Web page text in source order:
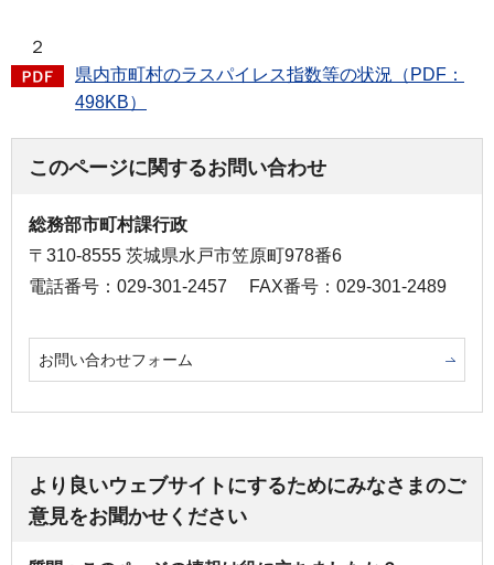
２
県内市町村のラスパイレス指数等の状況（PDF：
498KB）
このページに関するお問い合わせ
総務部市町村課行政
〒310-8555 茨城県水戸市笠原町978番6
電話番号：029-301-2457
FAX番号：029-301-2489
お問い合わせフォーム
より良いウェブサイトにするためにみなさまのご
意見をお聞かせください